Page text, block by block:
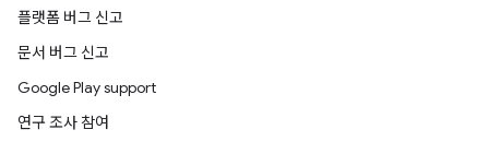
플랫폼 버그 신고
문서 버그 신고
Google Play support
연구 조사 참여